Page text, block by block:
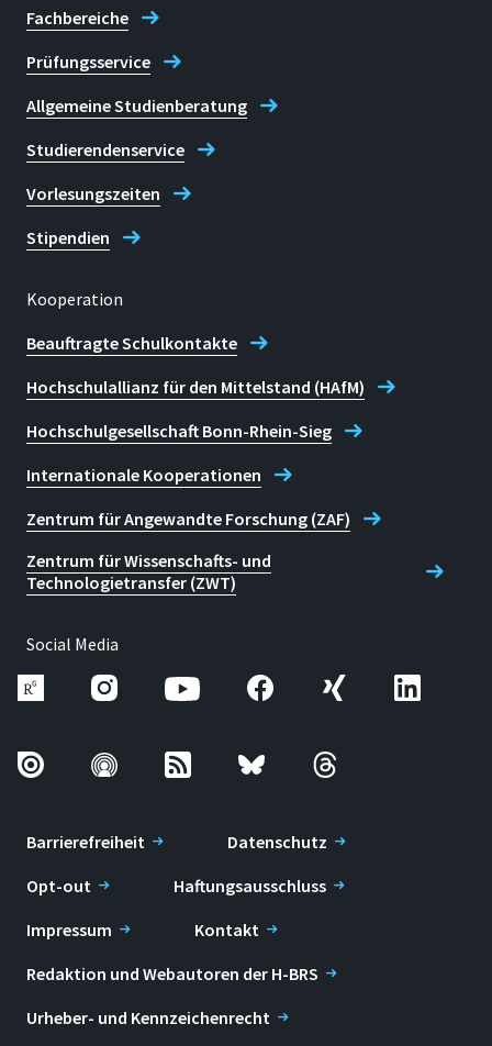
Fachbereiche
Prüfungsservice
Allgemeine Studienberatung
Studierendenservice
Vorlesungszeiten
Stipendien
Kooperation
Beauftragte Schulkontakte
Hochschulallianz für den Mittelstand (HAfM)
Hochschulgesellschaft Bonn-Rhein-Sieg
Internationale Kooperationen
Zentrum für Angewandte Forschung (ZAF)
Zentrum für Wissenschafts- und
Technologietransfer (ZWT)
Social Media
Barrierefreiheit
Datenschutz
Opt-out
Haftungsausschluss
Impressum
Kontakt
Redaktion und Webautoren der H-BRS
Urheber- und Kennzeichenrecht